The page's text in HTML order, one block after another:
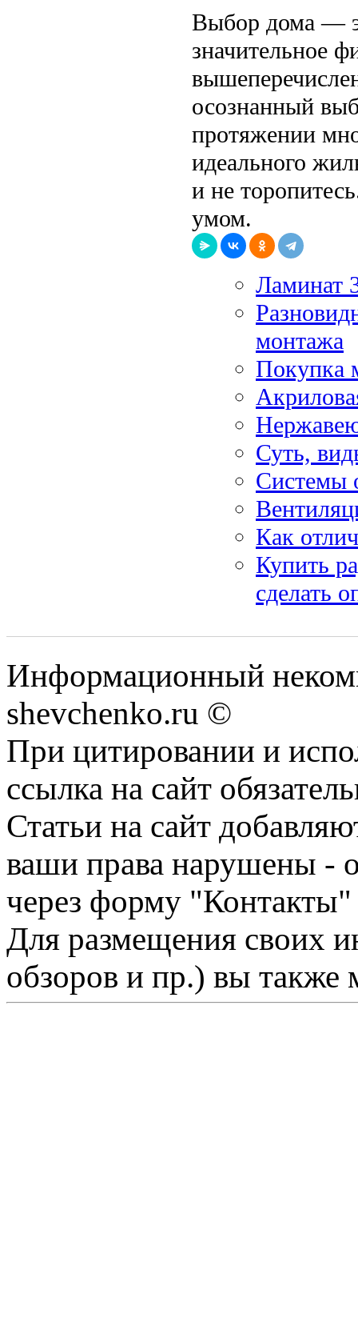
Выбор дома —
значительное
осознанный
протяжении
идеального
и не
умом.
Ламинат
монтажа
Покупка
Суть,
Системы
Как
Купить
сделать
Информационный
shevchenko.ru ©
При цитировании и
ссылка на сайт
Статьи на сайт
ваши права нарушены -
через форму "Контакты"
Для размещения своих
обзоров и пр.) вы также